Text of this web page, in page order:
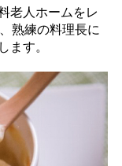
老人ホームをレ
熟練の料理長に
ます。